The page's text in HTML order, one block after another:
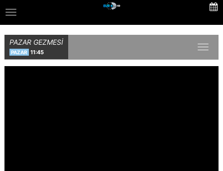
to
main
content
Toggle
navigation
PAZAR GEZMESİ
PAZAR 11:45